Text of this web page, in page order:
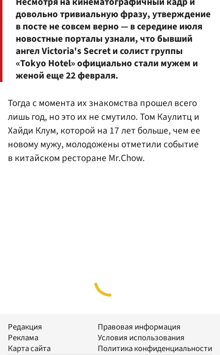
довольно тривиальную фразу, утверждение
в посте не совсем верно — в середине июля
новостные порталы узнали, что бывший
ангел Victoria's Secret и солист группы
«Tokyo Hotel» официально стали мужем и
женой еще 22 февраля.
Тогда с момента их знакомства прошел всего
лишь год, но это их не смутило. Том Каулитц и
Хайди Клум, которой на 17 лет больше, чем ее
новому мужу, молодожены отметили событие
в китайском ресторане Mr.Chow.
Редакция
Реклама
Карта сайта
Правовая информация
Условия использования
Политика конфиденциальности